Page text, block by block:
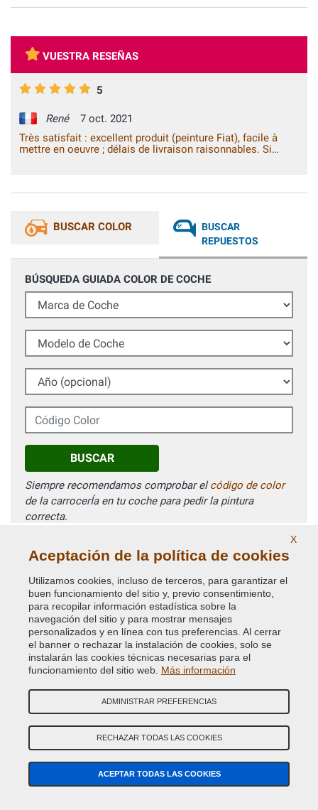
VUESTRA RESEÑAS
5
René
7 oct. 2021
Très satisfait : excellent produit (peinture Fiat), facile à
mettre en oeuvre ; délais de livraison raisonnables. Si
BUSCAR COLOR
BUSCAR
REPUESTOS
BÚSQUEDA GUIADA COLOR DE COCHE
Marca de Coche
Modelo de Coche
Año (opcional)
Código Color
BUSCAR
Siempre recomendamos comprobar elcódigo de color
de la carrocerÍa en tu coche para pedir la pintura
correcta.
Búsqueda avanzada código de color
NO ENCUENTRAS TU CÓDIGO DE COLOR?
BÚSQUEDA GUIADA PINTURA COCHE
EXPERTOS
Llámanos a nuestros números de teléfono o escrÍbenos al
whatsapp
X
Aceptación de la política de cookies
Utilizamos cookies, incluso de terceros, para garantizar el
buen funcionamiento del sitio y, previo consentimiento,
para recopilar información estadística sobre la
navegación del sitio y para mostrar mensajes
personalizados y en línea con tus preferencias. Al cerrar
el banner o rechazar la instalación de cookies, solo se
instalarán las cookies técnicas necesarias para el
funcionamiento del sitio web. Más información
ADMINISTRAR PREFERENCIAS
RECHAZAR TODAS LAS COOKIES
ACEPTAR TODAS LAS COOKIES